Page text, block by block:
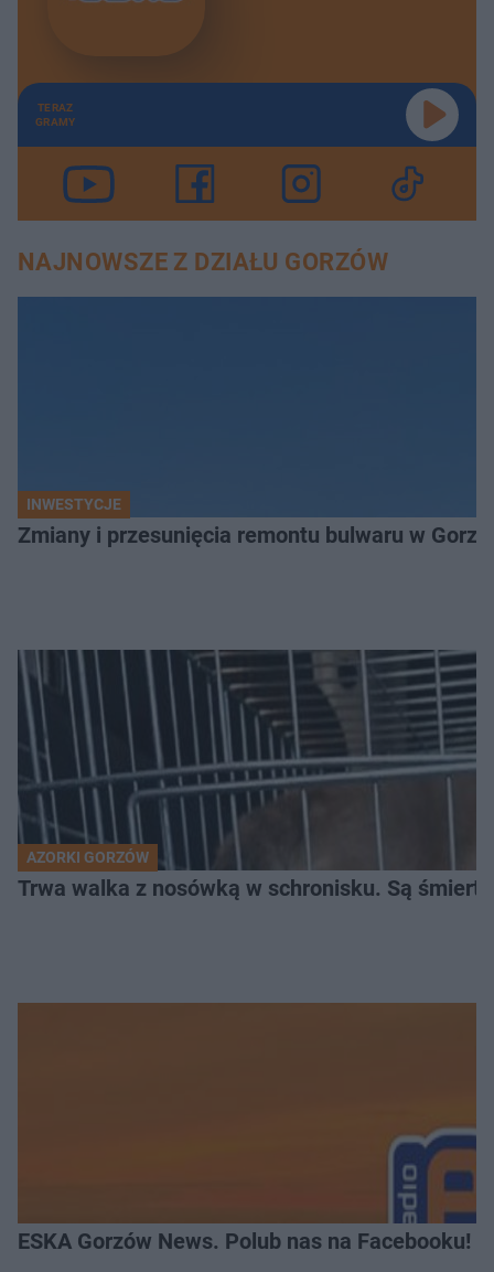
TERAZ
GRAMY
NAJNOWSZE Z DZIAŁU GORZÓW
INWESTYCJE
Zmiany i przesunięcia remontu bulwaru w
AZORKI GORZÓW
Trwa walka z nosówką w schronisku. Są
ESKA Gorzów News. Polub nas na Facebooku!